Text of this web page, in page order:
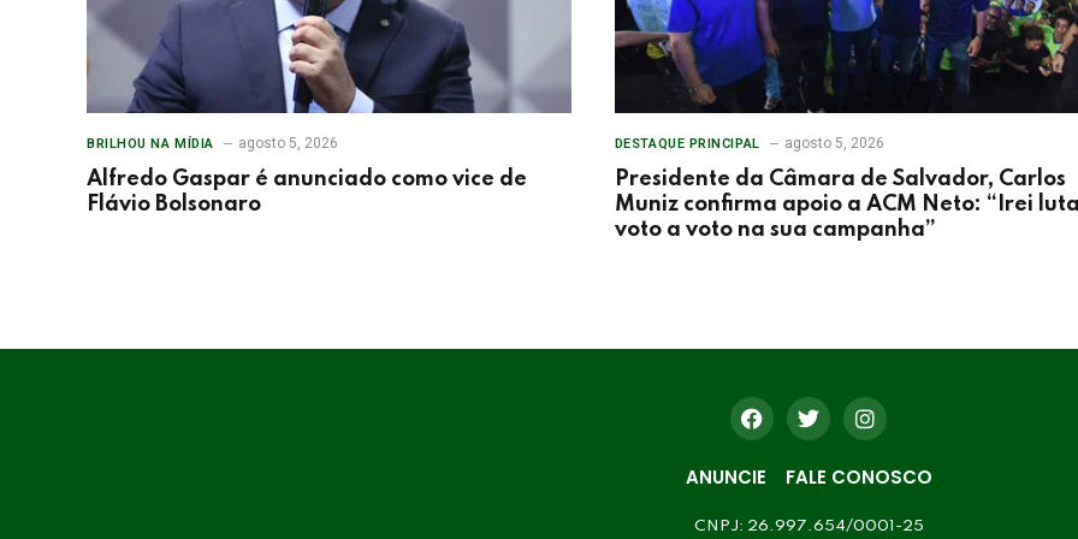
BRILHOU NA MÍDIA agosto 5, 2026
Alfredo Gaspar é anunciado como vice de
Flávio Bolsonaro
DESTAQUE PRINCIPAL agosto 5, 2026
Presidente da Câmara de Salvador, Carlos
Muniz confirma apoio a ACM Neto: “Irei
voto a voto na sua campanha”
ANUNCIE FALE CONOSCO
CNPJ: 26.997.654/0001-25